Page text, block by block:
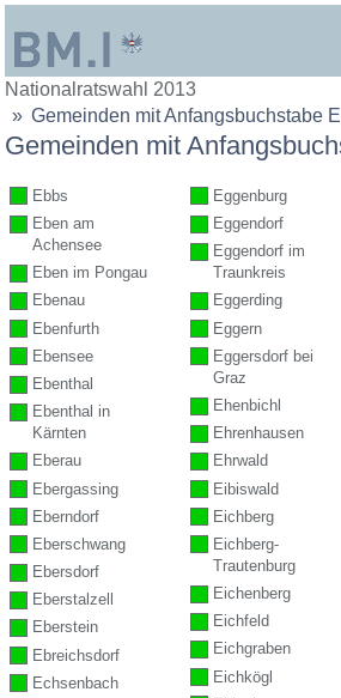
BM.I
Bundesministerium
für
Inneres
Österreich
Sie
befinden
sich
Nationalratswahl 2013
Gemeinden mit Anfangsbuchstabe E
Gemeinden mit
Ebbs
Eben am
Achensee
Eben im Pongau
Ebenau
Ebenfurth
Ebensee
Ebenthal
Ebenthal in
Kärnten
Eberau
Ebergassing
Eberndorf
Eberschwang
Ebersdorf
Eberstalzell
Eberstein
Ebreichsdorf
Echsenbach
Eggenburg
Eggendorf
Eggendorf im
Traunkreis
Eggerding
Eggern
Eggersdorf bei
Graz
Ehenbichl
Ehrenhausen
Ehrwald
Eibiswald
Eichberg
Eichberg-
Trautenburg
Eichenberg
Eichfeld
Eichgraben
Eichkögl
Legende
vollständig ausgezählt
noch nicht ausgezählt
Minima-Maxima-Analyse